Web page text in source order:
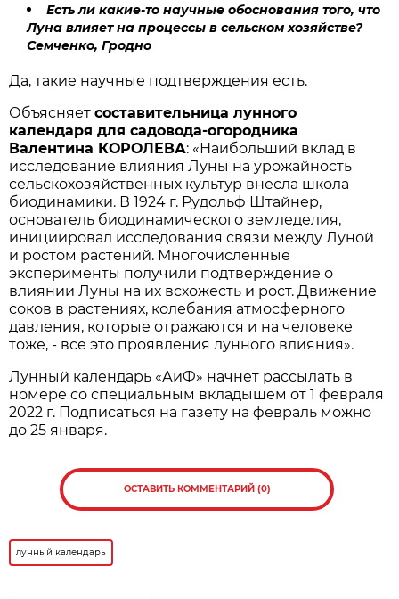
Есть ли какие-то научные обоснования того, что
Луна влияет на процессы в сельском хозяйстве?
Семченко, Гродно
Да, такие научные подтверждения есть.
Объясняетсоставительница лунного
календаря для садовода-огородника
Валентина КОРОЛЕВА: «Наибольший вклад в
исследование влияния Луны на урожайность
сельскохозяйственных культур внесла школа
биодинамики. В 1924 г. Рудольф Штайнер,
основатель биодинамического земледелия,
инициировал исследования связи между Луной
и ростом растений. Многочисленные
эксперименты получили подтверждение о
влиянии Луны на их всхожесть и рост. Движение
соков в растениях, колебания атмосферного
давления, которые отражаются и на человеке
тоже, - все это проявления лунного влияния».
Лунный календарь «АиФ» начнет рассылать в
номере со специальным вкладышем от 1 февраля
2022 г. Подписаться на газету на февраль можно
до 25 января.
ОСТАВИТЬ КОММЕНТАРИЙ (0)
лунный календарь